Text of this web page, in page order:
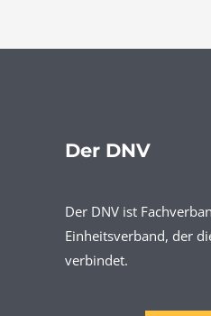
Der DNV
Der DNV ist
Einheitsverband, der
verbindet.